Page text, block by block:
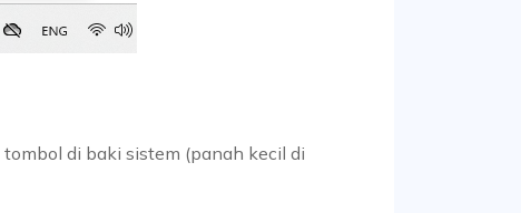
tombol di baki sistem (panah kecil di